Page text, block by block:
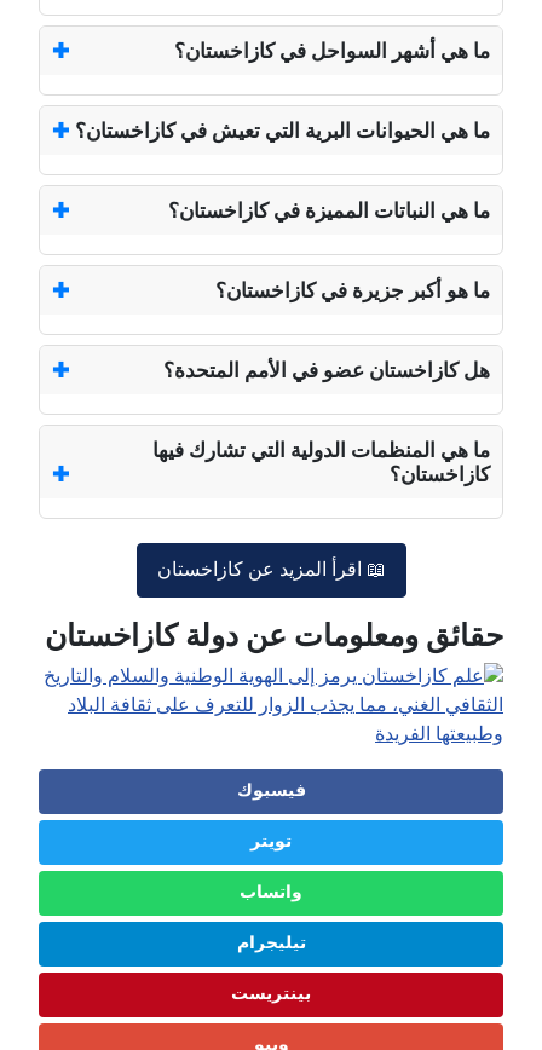
ما هي أشهر السواحل في كازاخستان؟
ما هي الحيوانات البرية التي تعيش في كازاخستان؟
ما هي النباتات المميزة في كازاخستان؟
ما هو أكبر جزيرة في كازاخستان؟
هل كازاخستان عضو في الأمم المتحدة؟
ما هي المنظمات الدولية التي تشارك فيها
كازاخستان؟
📖 اقرأ المزيد عن كازاخستان
حقائق ومعلومات عن دولة كازاخستان
فيسبوك
تويتر
واتساب
تيليجرام
بينتريست
ويبو